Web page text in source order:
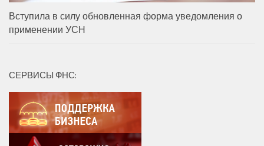
Вступила в силу обновленная форма уведомления о
применении УСН
СЕРВИСЫ ФНС: